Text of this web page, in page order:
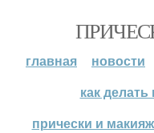
главная новости
как
прически и